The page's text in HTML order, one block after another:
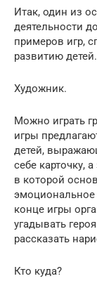
Итак, один из
деятельности
примеров игр,
развитию детей.
Художник.
Можно играть
игры
детей,
себе карточку,
в которой
эмоциональное
конце игры
угадывать
рассказать
Кто куда?